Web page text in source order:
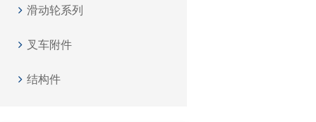
滑动轮系列
叉车附件
结构件